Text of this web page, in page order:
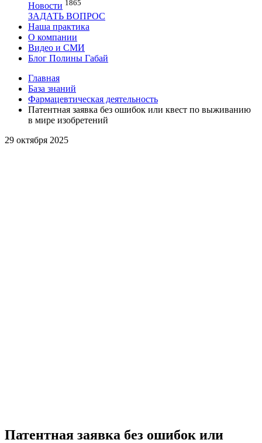
Новости 1865
ЗАДАТЬ ВОПРОС
Наша практика
О компании
Видео и СМИ
Блог Полины Габай
Главная
База знаний
Фармацевтическая деятельность
Патентная заявка без ошибок или квест по выживанию
в мире изобретений
29 октября 2025
Патентная заявка без ошибок или